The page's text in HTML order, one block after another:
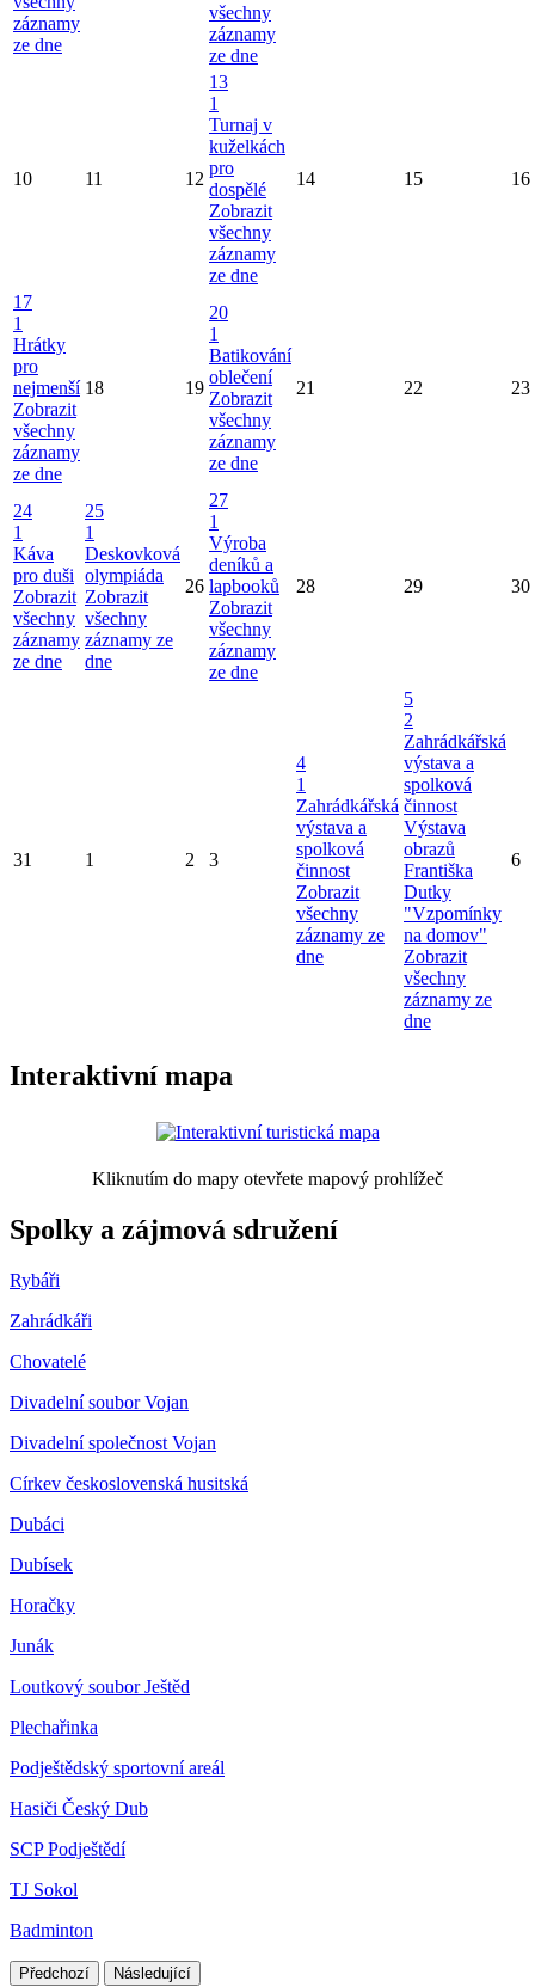
záznamy
ze dne
všechny
záznamy
ze dne
10 11 12
13
1
Turnaj v
kuželkách
pro
dospělé
Zobrazit
všechny
záznamy
ze dne
14 15 16
17
1
Hrátky
pro
nejmenší
Zobrazit
všechny
záznamy
ze dne
18 19
20
1
Batikování
oblečení
Zobrazit
všechny
záznamy
ze dne
21 22 23
24
1
Káva
pro duši
Zobrazit
všechny
záznamy
ze dne
25
1
Deskovková
olympiáda
Zobrazit
všechny
záznamy ze
dne
26
27
1
Výroba
deníků a
lapbooků
Zobrazit
všechny
záznamy
ze dne
28 29 30
31 1 2 3
4
1
Zahrádkářská
výstava a
spolková
činnost
Zobrazit
všechny
záznamy ze
dne
5
2
Zahrádkářská
výstava a
spolková
činnost
Výstava
obrazů
Františka
Dutky
"Vzpomínky
na domov"
Zobrazit
všechny
záznamy ze
dne
6
Interaktivní mapa
Kliknutím do mapy otevřete mapový prohlížeč
Spolky a zájmová sdružení
Rybáři
Zahrádkáři
Chovatelé
Divadelní soubor Vojan
Divadelní společnost Vojan
Církev československá husitská
Dubáci
Dubísek
Horačky
Junák
Loutkový soubor Ještěd
Plechařinka
Podještědský sportovní areál
Hasiči Český Dub
SCP Podještědí
TJ Sokol
Badminton
Předchozí Následující